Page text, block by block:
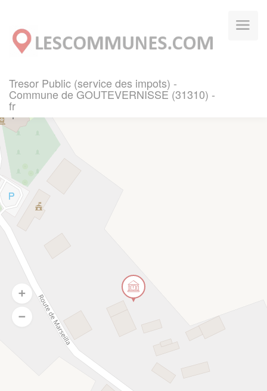
Tresor Public (service des impots) -
Commune de GOUTEVERNISSE (31310) -
fr